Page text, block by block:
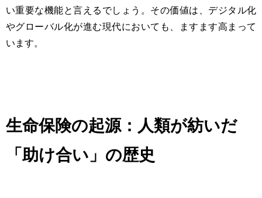
い重要な機能と言えるでしょう。その価値は、デジタル化
やグローバル化が進む現代においても、ますます高まって
います。
生命保険の起源：人類が紡いだ
「助け合い」の歴史